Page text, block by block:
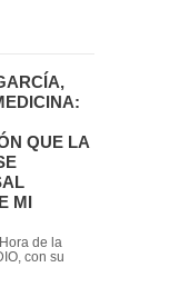
QUE LA
MI
de la
con su